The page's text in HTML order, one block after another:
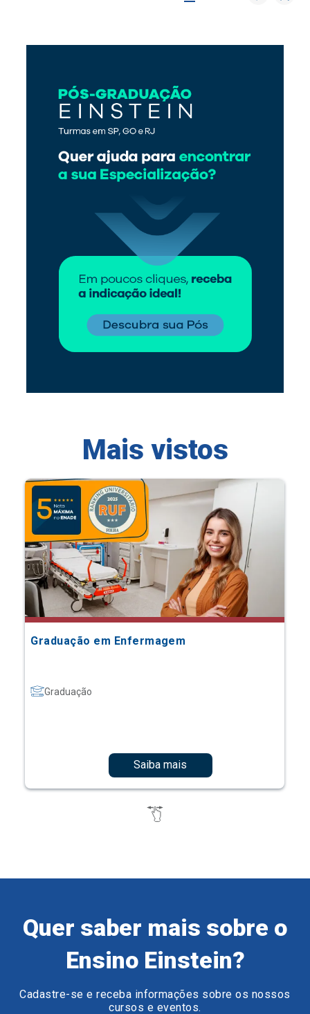
Mais vistos
Graduação em Enfermagem
Graduação
Saiba mais
Quer saber mais sobre o
Ensino Einstein?
Cadastre-se e receba informações sobre os nossos
cursos e eventos.